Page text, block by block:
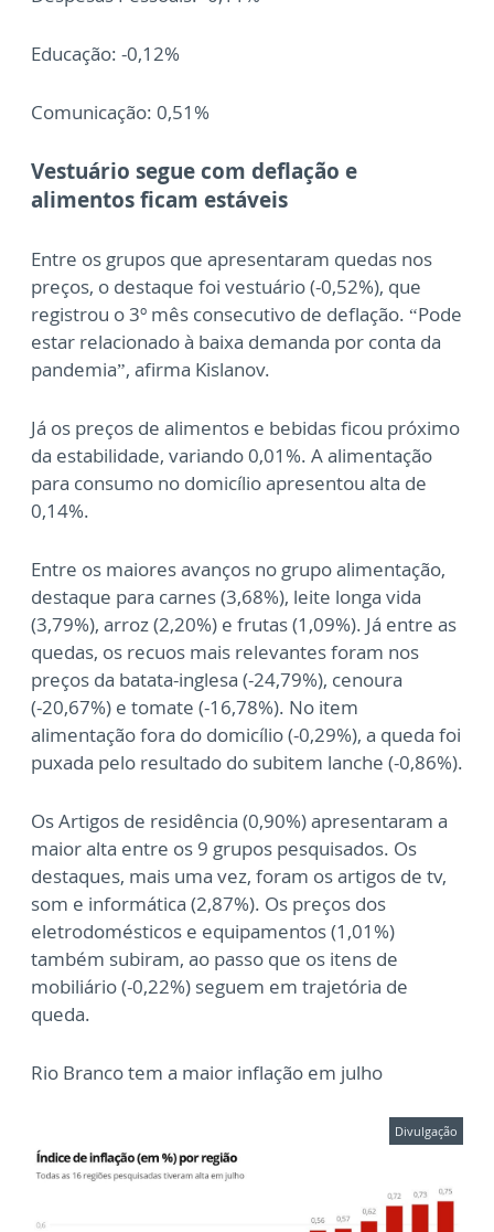
Educação: -0,12%
Comunicação: 0,51%
Vestuário segue com deflação e
alimentos ficam estáveis
Entre os grupos que apresentaram quedas nos
preços, o destaque foi vestuário (-0,52%), que
registrou o 3º mês consecutivo de deflação. “Pode
estar relacionado à baixa demanda por conta da
pandemia”, afirma Kislanov.
Já os preços de alimentos e bebidas ficou próximo
da estabilidade, variando 0,01%. A alimentação
para consumo no domicílio apresentou alta de
0,14%.
Entre os maiores avanços no grupo alimentação,
destaque para carnes (3,68%), leite longa vida
(3,79%), arroz (2,20%) e frutas (1,09%). Já entre as
quedas, os recuos mais relevantes foram nos
preços da batata-inglesa (-24,79%), cenoura
(-20,67%) e tomate (-16,78%). No item
alimentação fora do domicílio (-0,29%), a queda foi
puxada pelo resultado do subitem lanche (-0,86%).
Os Artigos de residência (0,90%) apresentaram a
maior alta entre os 9 grupos pesquisados. Os
destaques, mais uma vez, foram os artigos de tv,
som e informática (2,87%). Os preços dos
eletrodomésticos e equipamentos (1,01%)
também subiram, ao passo que os itens de
mobiliário (-0,22%) seguem em trajetória de
queda.
Rio Branco tem a maior inflação em julho
Divulgação